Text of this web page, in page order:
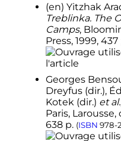
↑ Sereny,p.
↑Sereny,p.
↑Arad,p. 192.
12Arad
↑Cehreli 2013
↑Kogon,
p. 158.
12 3Kogon,
1984,p. 160.
(en) Yitzhak
Treblinka. The
Camps,
Press, 1999, 437
Georges
Dreyfus (dir.),
Kotek (dir.) et al.
Paris, Larousse,
638 p. (ISBN 978-